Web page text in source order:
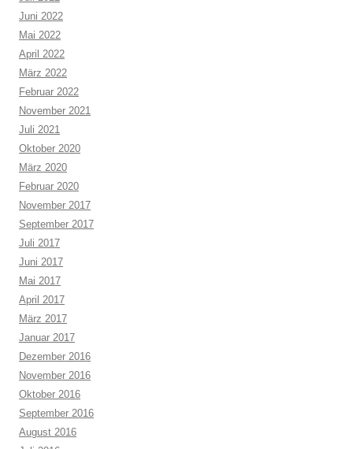
Juni 2022
Mai 2022
April 2022
März 2022
Februar 2022
November 2021
Juli 2021
Oktober 2020
März 2020
Februar 2020
November 2017
September 2017
Juli 2017
Juni 2017
Mai 2017
April 2017
März 2017
Januar 2017
Dezember 2016
November 2016
Oktober 2016
September 2016
August 2016